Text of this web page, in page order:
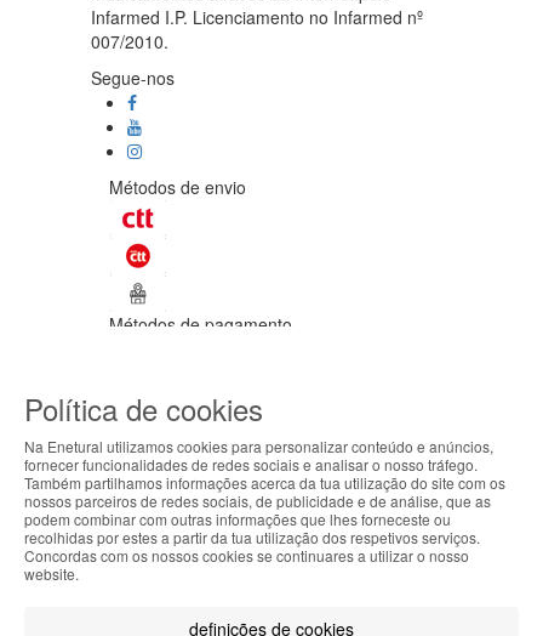
Infarmed I.P. Licenciamento no Infarmed nº
007/2010.
Segue-nos
Métodos de envio
Métodos de pagamento
Todos os direitos reservados / Salvo
apresentadas são válidas até ao dia 08-
08-2026.
Designed & developed byBsolus
Filtrar por
ABOUT THE COOKIES
Enetural handles information about your visit using
cookies that improve the performance of the
website, facilitate sharing via social networks and
Política de cookies
Na Enetural utilizamos cookies para personalizar conteúdo e anúncios,
fornecer funcionalidades de redes sociais e analisar o nosso tráfego.
Também partilhamos informações acerca da tua utilização do site com os
nossos parceiros de redes sociais, de publicidade e de análise, que as
podem combinar com outras informações que lhes forneceste ou
recolhidas por estes a partir da tua utilização dos respetivos serviços.
Concordas com os nossos cookies se continuares a utilizar o nosso
website.
definições de cookies